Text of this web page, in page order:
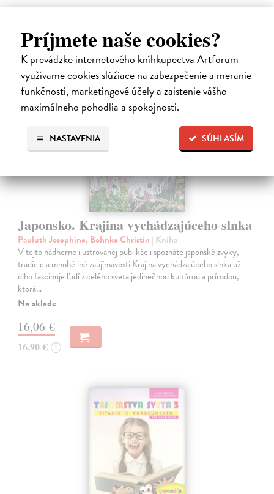
Príjmete naše cookies?
K prevádzke internetového kníhkupectva Artforum
využívame cookies slúžiace na zabezpečenie a meranie
funkčnosti, marketingové účely a zaistenie vášho
maximálneho pohodlia a spokojnosti.
SÚHLASÍM
NASTAVENIA
14,95 € ?
Japonsko. Krajina vychádzajúceho slnka
Pauluth Josephine, Bohnke Christin | Kniha
V tejto nádherne ilustrovanej publikácii spoznáte japonské zvyky,
tradície a mnohé iné zaujímavosti Krajina vychádzajúceho slnka už
dlho fascinuje ľudí z celého sveta jedinečnou kultúrou a prírodou,
ktorá…
Na sklade
16,06 €
16,90 € ?